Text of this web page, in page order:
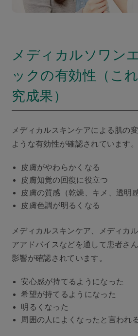
メディカルソワン
ックの有効性（こ
究成果）
メディカルスキンケアによる肌の
ような有効性が確認されています。
⽪膚がやわらかくなる
⽪膚知覚の回復に役⽴つ
⽪膚の質感（乾燥、キメ、透明
⽪膚⾊調が明るくなる
メディカルスキンケア、メディカ
アアドバイスなどを通して患者さ
影響が確認されています。
安心感が持てるようになった
希望が持てるようになった
明るくなった
周囲の人によくなったと言われ